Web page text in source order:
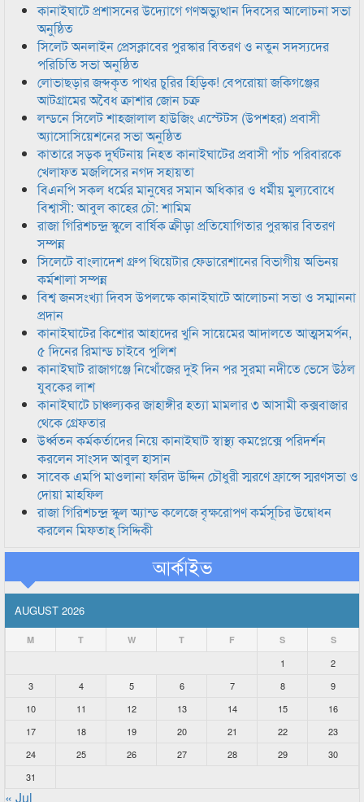
কানাইঘাটে প্রশাসনের উদ্যোগে গণঅভ্যুত্থান দিবসের আলোচনা সভা
অনুষ্ঠিত
সিলেট অনলাইন প্রেসক্লাবের পুরস্কার বিতরণ ও নতুন সদস্যদের
পরিচিতি সভা অনুষ্ঠিত
লোভাছড়ার জব্দকৃত পাথর চুরির হিড়িক! বেপরোয়া জকিগঞ্জের
আটগ্রামের অবৈধ ক্রাশার জোন চক্র
লন্ডনে সিলেট শাহজালাল হাউজিং এস্টেটস (উপশহর) প্রবাসী
অ্যাসোসিয়েশনের সভা অনুষ্ঠিত
কাতারে সড়ক দুর্ঘটনায় নিহত কানাইঘাটের প্রবাসী পাঁচ পরিবারকে
খেলাফত মজলিসের নগদ সহায়তা
বিএনপি সকল ধর্মের মানুষের সমান অধিকার ও ধর্মীয় মুল্যবোধে
বিশ্বাসী: আবুল কাহের চৌ: শামিম
রাজা গিরিশচন্দ্র স্কুলে বার্ষিক ক্রীড়া প্রতিযোগিতার পুরস্কার বিতরণ
সম্পন্ন
সিলেটে বাংলাদেশ গ্রুপ থিয়েটার ফেডারেশানের বিভাগীয় অভিনয়
কর্মশালা সম্পন্ন
বিশ্ব জনসংখ্যা দিবস উপলক্ষে কানাইঘাটে আলোচনা সভা ও সম্মাননা
প্রদান
কানাইঘাটের কিশোর আহাদের খুনি সায়েমের আদালতে আত্মসমর্পন,
৫ দিনের রিমান্ড চাইবে পুলিশ
কানাইঘাট রাজাগঞ্জে নিখোঁজের দুই দিন পর সুরমা নদীতে ভেসে উঠল
যুবকের লাশ
কানাইঘাটে চাঞ্চল্যকর জাহাঙ্গীর হত্যা মামলার ৩ আসামী কক্সবাজার
থেকে গ্রেফতার
উর্ধ্বতন কর্মকর্তাদের নিয়ে কানাইঘাট স্বাস্থ্য কমপ্লেক্সে পরিদর্শন
করলেন সাংসদ আবুল হাসান
সাবেক এমপি মাওলানা ফরিদ উদ্দিন চৌধুরী স্মরণে ফ্রান্সে স্মরণসভা ও
দোয়া মাহফিল
রাজা গিরিশচন্দ্র স্কুল অ্যান্ড কলেজে বৃক্ষরোপণ কর্মসূচির উদ্বোধন
করলেন মিফতাহ্ সিদ্দিকী
আর্কাইভ
AUGUST 2026
M T W T F S S
1
2
3
4 5 6 7 8
9
10
11 12 13 14 15
16
17
18 19 20 21 22
23
24
25 26 27 28 29
30
31
« Jul